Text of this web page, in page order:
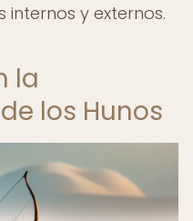
y externos.
la
los Hunos